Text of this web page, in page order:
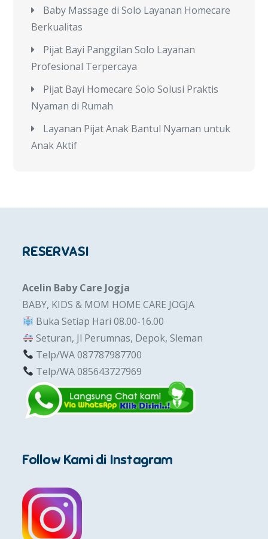
Baby Massage di Solo Layanan Homecare
Berkualitas
Pijat Bayi Panggilan Solo Layanan
Profesional Terpercaya
Pijat Bayi Homecare Solo Solusi Praktis
Nyaman di Rumah
Layanan Pijat Anak Bantul Nyaman untuk
Anak Aktif
RESERVASI
Acelin Baby Care Jogja
BABY, KIDS & MOM HOME CARE JOGJA
Buka Setiap Hari 08.00-16.00
Seturan, Jl Perumnas, Depok, Sleman
Telp/WA 087787987700
Telp/WA 085643727969
Follow Kami di Instagram